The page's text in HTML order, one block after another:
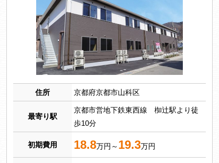
住所 京都府京都市山科区
最寄り駅
京都市営地下鉄東西線 椥辻駅より徒
歩10分
初期費用 18.8万円～ 19.3万円